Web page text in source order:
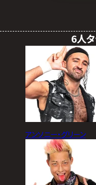
6人
アンソニー・グリーン